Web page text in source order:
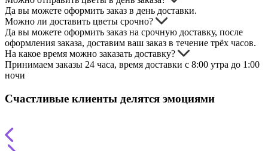
Да вы можете оформить заказ в день доставки.
Можно ли доставить цветы срочно?
Да вы можете оформить заказ на срочную доставку, после
оформления заказа, доставим ваш заказ в течение трёх часов.
На какое время можно заказать доставку?
Принимаем заказы 24 часа, время доставки с 8:00 утра до 1:00
ночи
Счастливые клиенты делятся эмоциями